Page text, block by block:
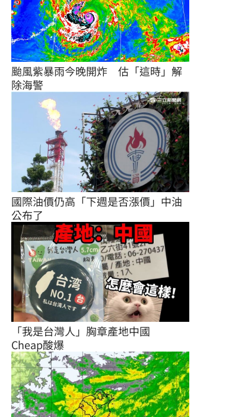
颱風紫暴雨今晚開炸　估「這時」解
除海警
國際油價仍高「下週是否漲價」中油
公布了
「我是台灣人」胸章產地中國
Cheap酸爆